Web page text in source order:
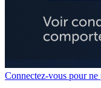
Connectez-vous pour